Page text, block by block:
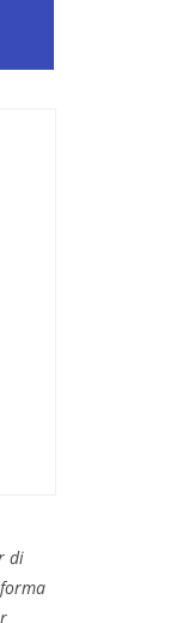
di